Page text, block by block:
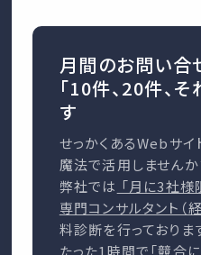
月間のお問い合
「10件、20件、
す
せっかくあるWebサイ
魔法で活用しませんか
弊社では 「月に3社様
専門コンサルタント（
料診断を行っておりま